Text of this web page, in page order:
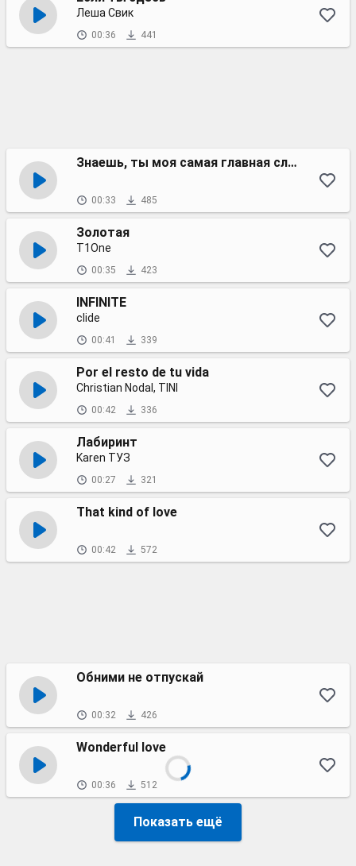
Леша Свик
00:36 441
Знаешь, ты моя самая главная слабость
00:33 485
Золотая
T1One
00:35 423
INFINITE
clide
00:41 339
Por el resto de tu vida
Christian Nodal, TINI
00:42 336
Лабиринт
Karen ТУЗ
00:27 321
That kind of love
00:42 572
Обними не отпускай
00:32 426
Wonderful love
00:36 512
Показать ещё